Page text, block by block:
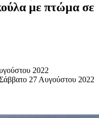
με πτώμα σε
2022
27 Αυγούστου 2022